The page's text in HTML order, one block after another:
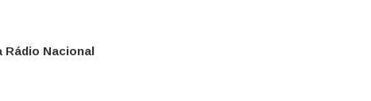
Rádio Nacional